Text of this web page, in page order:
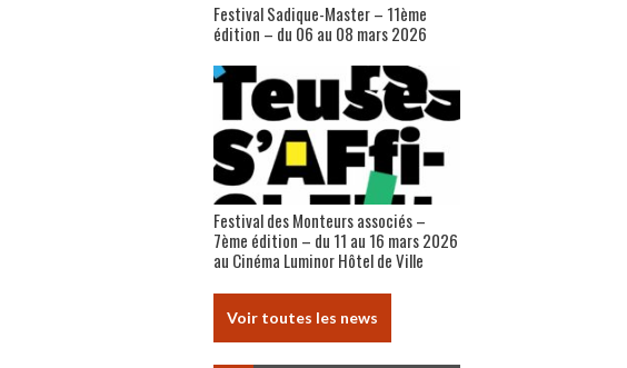
Festival Sadique-Master – 11ème
édition – du 06 au 08 mars 2026
Festival des Monteurs associés –
7ème édition – du 11 au 16 mars 2026
au Cinéma Luminor Hôtel de Ville
Voir toutes les news